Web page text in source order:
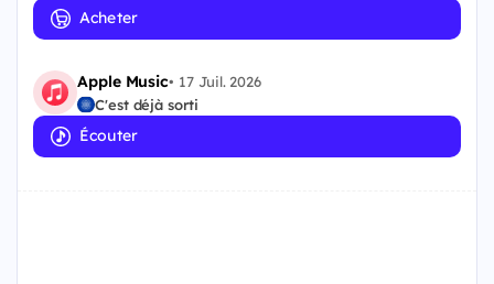
Acheter
Apple Music• 17 Juil. 2026
C'est déjà sorti
Écouter